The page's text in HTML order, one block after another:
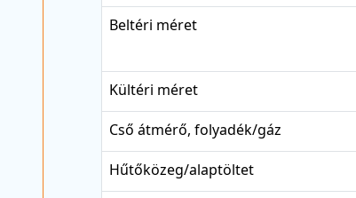
Beltéri méret
Kültéri méret
Cső átmérő, folyadék/gáz
Hűtőközeg/alaptöltet